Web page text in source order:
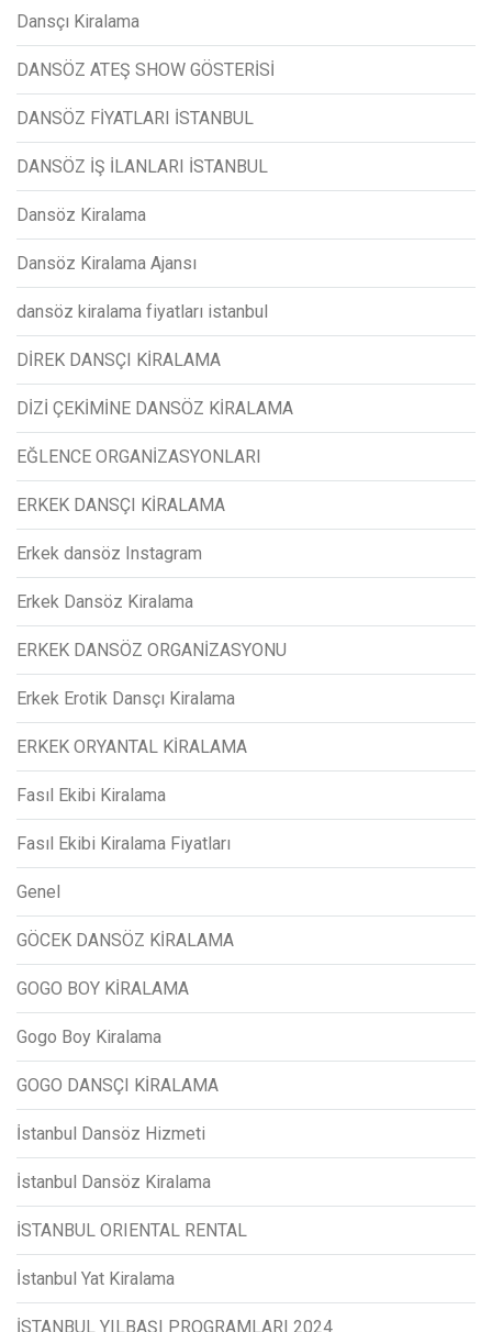
Dansçı Kiralama
DANSÖZ ATEŞ SHOW GÖSTERİSİ
DANSÖZ FİYATLARI İSTANBUL
DANSÖZ İŞ İLANLARI İSTANBUL
Dansöz Kiralama
Dansöz Kiralama Ajansı
dansöz kiralama fiyatları istanbul
DİREK DANSÇI KİRALAMA
DİZİ ÇEKİMİNE DANSÖZ KİRALAMA
EĞLENCE ORGANİZASYONLARI
ERKEK DANSÇI KİRALAMA
Erkek dansöz Instagram
Erkek Dansöz Kiralama
ERKEK DANSÖZ ORGANİZASYONU
Erkek Erotik Dansçı Kiralama
ERKEK ORYANTAL KİRALAMA
Fasıl Ekibi Kiralama
Fasıl Ekibi Kiralama Fiyatları
Genel
GÖCEK DANSÖZ KİRALAMA
GOGO BOY KİRALAMA
Gogo Boy Kiralama
GOGO DANSÇI KİRALAMA
İstanbul Dansöz Hizmeti
İstanbul Dansöz Kiralama
İSTANBUL ORIENTAL RENTAL
İstanbul Yat Kiralama
İSTANBUL YILBAŞI PROGRAMLARI 2024